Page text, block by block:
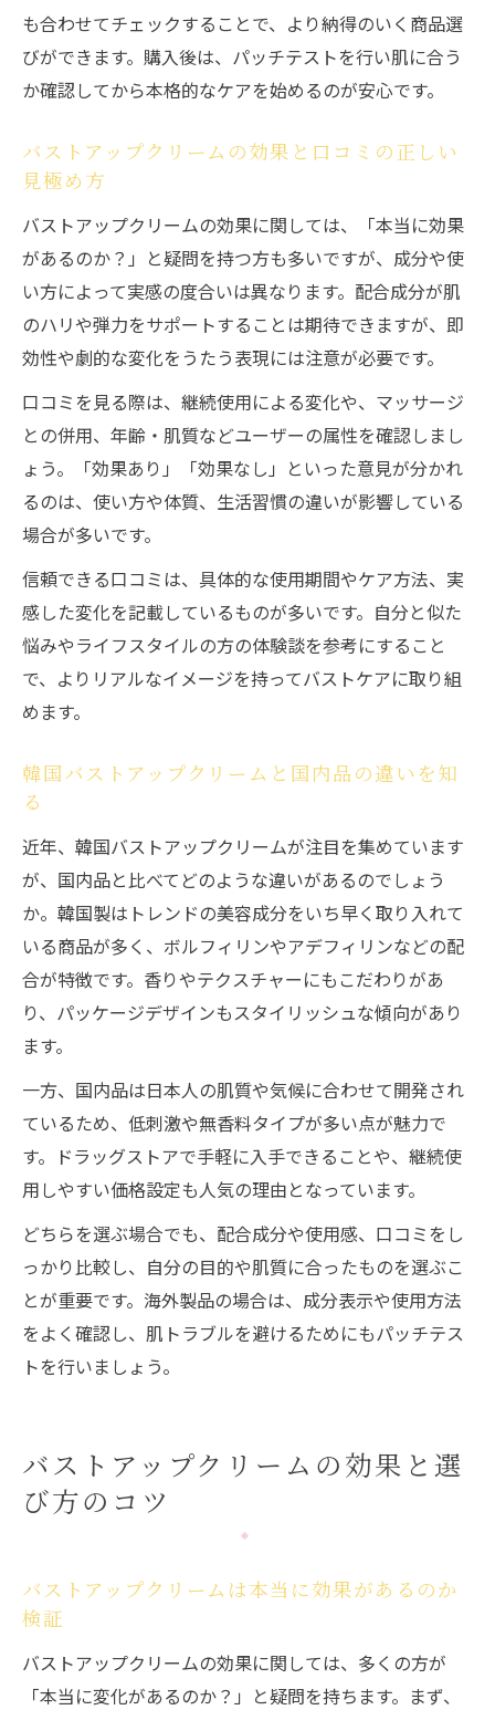
40代からのバストアップクリーム活用術
産後や年齢変化に対応するバストアップク
リームの選び方
ップクリーム
果を検証
も合わせてチェックすることで、より納得のいく商品選
びができます。購入後は、パッチテストを行い肌に合う
か確認してから本格的なケアを始めるのが安心です。
バストアップクリームの効果と口コミの正しい
見極め方
バストアップクリームの効果に関しては、「本当に効果
があるのか？」と疑問を持つ方も多いですが、成分や使
い方によって実感の度合いは異なります。配合成分が肌
のハリや弾力をサポートすることは期待できますが、即
効性や劇的な変化をうたう表現には注意が必要です。
口コミを見る際は、継続使用による変化や、マッサージ
との併用、年齢・肌質などユーザーの属性を確認しまし
ょう。「効果あり」「効果なし」といった意見が分かれ
るのは、使い方や体質、生活習慣の違いが影響している
場合が多いです。
信頼できる口コミは、具体的な使用期間やケア方法、実
感した変化を記載しているものが多いです。自分と似た
悩みやライフスタイルの方の体験談を参考にすること
で、よりリアルなイメージを持ってバストケアに取り組
めます。
韓国バストアップクリームと国内品の違いを知
る
近年、韓国バストアップクリームが注目を集めています
が、国内品と比べてどのような違いがあるのでしょう
か。韓国製はトレンドの美容成分をいち早く取り入れて
いる商品が多く、ボルフィリンやアデフィリンなどの配
合が特徴です。香りやテクスチャーにもこだわりがあ
り、パッケージデザインもスタイリッシュな傾向があり
ます。
一方、国内品は日本人の肌質や気候に合わせて開発され
ているため、低刺激や無香料タイプが多い点が魅力で
す。ドラッグストアで手軽に入手できることや、継続使
用しやすい価格設定も人気の理由となっています。
どちらを選ぶ場合でも、配合成分や使用感、口コミをし
っかり比較し、自分の目的や肌質に合ったものを選ぶこ
とが重要です。海外製品の場合は、成分表示や使用方法
をよく確認し、肌トラブルを避けるためにもパッチテス
トを行いましょう。
バストアップクリームの効果と選
び方のコツ
バストアップクリームは本当に効果があるのか
検証
バストアップクリームの効果に関しては、多くの方が
「本当に変化があるのか？」と疑問を持ちます。まず、